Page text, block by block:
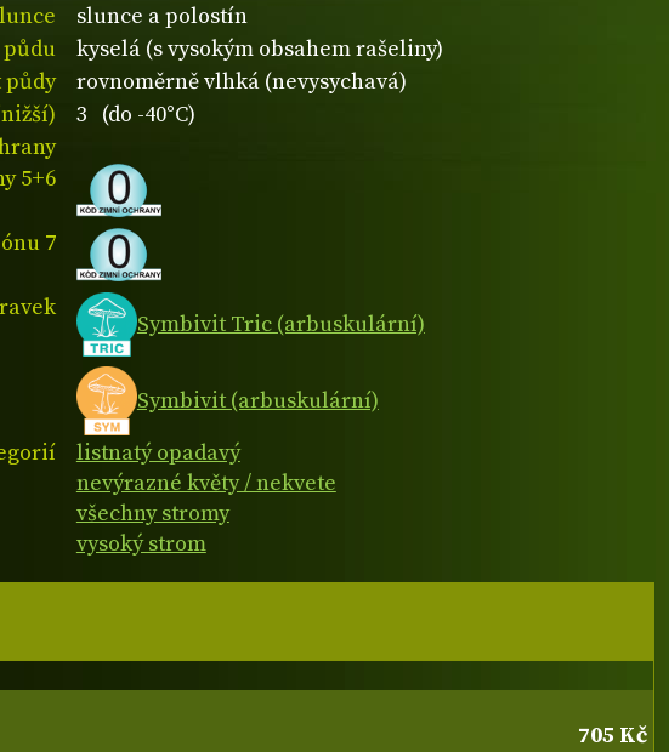
slunce a polostín
kyselá (s vysokým obsahem rašeliny)
půdy
rovnoměrně vlhká (nevysychavá)
3 (do -40°C)
5+6
7
Symbivit Tric (arbuskulární)
Symbivit (arbuskulární)
listnatý opadavý
nevýrazné květy / nekvete
všechny stromy
vysoký strom
705 Kč